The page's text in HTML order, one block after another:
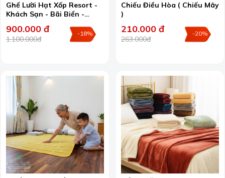
Ghế Lười Hạt Xốp Resort -
Khách Sạn - Bãi Biển -
Team Building
900.000 đ
1.100.000đ
-18%
Chiếu Điều Hòa ( Chiếu Mây
)
210.000 đ
263.000đ
-20%